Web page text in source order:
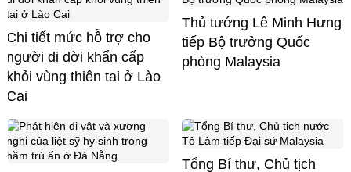
Chi tiết mức hỗ trợ cho
người di dời khẩn cấp
khỏi vùng thiên tai ở Lào
Cai
Thủ tướng Lê Minh Hưng
tiếp Bộ trưởng Quốc
phòng Malaysia
Tổng Bí thư, Chủ tịch